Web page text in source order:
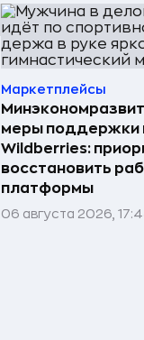
Маркетплейсы
меры поддержки
Wildberries:
восстановить
платформы
06 августа 2026,